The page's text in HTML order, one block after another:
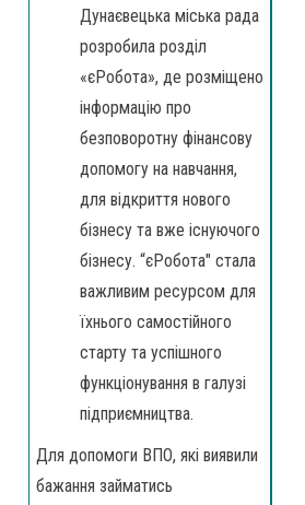
Дунаєвецька міська рада
розробила розділ
«єРобота», де розміщено
інформацію про
безповоротну фінансову
допомогу на навчання,
для відкриття нового
бізнесу та вже існуючого
бізнесу. “єРобота" стала
важливим ресурсом для
їхнього самостійного
старту та успішного
функціонування в галузі
підприємництва.
Для допомоги ВПО, які виявили
бажання займатись